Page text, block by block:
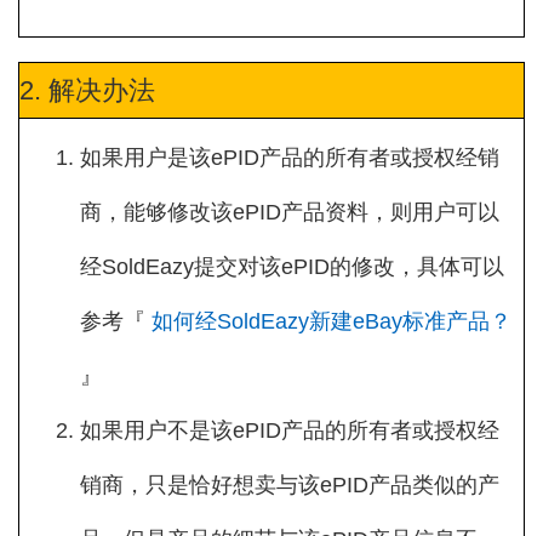
2. 解决办法
如果用户是该ePID产品的所有者或授权经销
商，能够修改该ePID产品资料，则用户可以
经SoldEazy提交对该ePID的修改，具体可以
参考『 如何经SoldEazy新建eBay标准产品？
』
如果用户不是该ePID产品的所有者或授权经
销商，只是恰好想卖与该ePID产品类似的产